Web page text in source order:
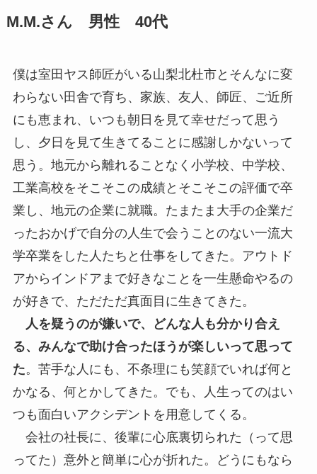
M.M.さん 男性 40代
僕は室田ヤス師匠がいる山梨北杜市とそんなに変
わらない田舎で育ち、家族、友人、師匠、ご近所
にも恵まれ、いつも朝日を見て幸せだって思う
し、夕日を見て生きてることに感謝しかないって
思う。地元から離れることなく小学校、中学校、
工業高校をそこそこの成績とそこそこの評価で卒
業し、地元の企業に就職。たまたま大手の企業だ
ったおかげで自分の人生で会うことのない一流大
学卒業をした人たちと仕事をしてきた。アウトド
アからインドアまで好きなことを一生懸命やるの
が好きで、ただただ真面目に生きてきた。
人を疑うのが嫌いで、どんな人も分かり合え
る、みんなで助け合ったほうが楽しいって思って
た。苦手な人にも、不条理にも笑顔でいれば何と
かなる、何とかしてきた。でも、人生ってのはい
つも面白いアクシデントを用意してくる。
会社の社長に、後輩に心底裏切られた（って思
ってた）意外と簡単に心が折れた。どうにもなら